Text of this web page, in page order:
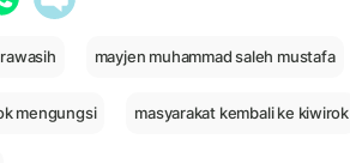
mayjen muhammad saleh mustafa
mengungsi masyarakat kembali ke kiwirok